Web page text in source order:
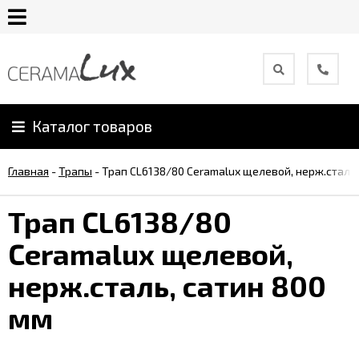
О
продукцией
Сотрудничество
Онлайн
каталог
Каталог товаров
Главная -Трапы -Трап CL6138/80 Ceramalux щелевой,
Трап CL6138/80
Ceramalux щелевой,
нерж.сталь, сатин 800
мм